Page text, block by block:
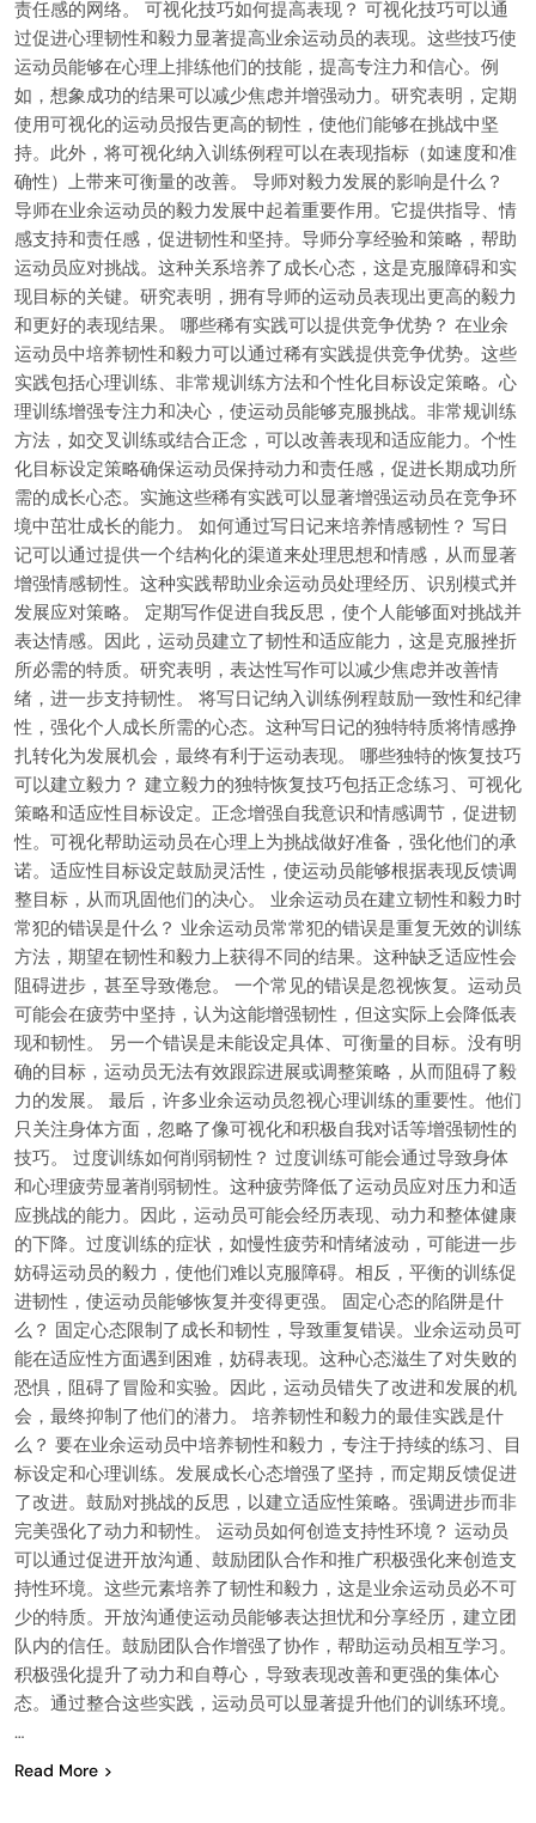
责任感的网络。 可视化技巧如何提高表现？ 可视化技巧可以通
过促进心理韧性和毅力显著提高业余运动员的表现。这些技巧使
运动员能够在心理上排练他们的技能，提高专注力和信心。例
如，想象成功的结果可以减少焦虑并增强动力。研究表明，定期
使用可视化的运动员报告更高的韧性，使他们能够在挑战中坚
持。此外，将可视化纳入训练例程可以在表现指标（如速度和准
确性）上带来可衡量的改善。 导师对毅力发展的影响是什么？
导师在业余运动员的毅力发展中起着重要作用。它提供指导、情
感支持和责任感，促进韧性和坚持。导师分享经验和策略，帮助
运动员应对挑战。这种关系培养了成长心态，这是克服障碍和实
现目标的关键。研究表明，拥有导师的运动员表现出更高的毅力
和更好的表现结果。 哪些稀有实践可以提供竞争优势？ 在业余
运动员中培养韧性和毅力可以通过稀有实践提供竞争优势。这些
实践包括心理训练、非常规训练方法和个性化目标设定策略。心
理训练增强专注力和决心，使运动员能够克服挑战。非常规训练
方法，如交叉训练或结合正念，可以改善表现和适应能力。个性
化目标设定策略确保运动员保持动力和责任感，促进长期成功所
需的成长心态。实施这些稀有实践可以显著增强运动员在竞争环
境中茁壮成长的能力。 如何通过写日记来培养情感韧性？ 写日
记可以通过提供一个结构化的渠道来处理思想和情感，从而显著
增强情感韧性。这种实践帮助业余运动员处理经历、识别模式并
发展应对策略。 定期写作促进自我反思，使个人能够面对挑战并
表达情感。因此，运动员建立了韧性和适应能力，这是克服挫折
所必需的特质。研究表明，表达性写作可以减少焦虑并改善情
绪，进一步支持韧性。 将写日记纳入训练例程鼓励一致性和纪律
性，强化个人成长所需的心态。这种写日记的独特特质将情感挣
扎转化为发展机会，最终有利于运动表现。 哪些独特的恢复技巧
可以建立毅力？ 建立毅力的独特恢复技巧包括正念练习、可视化
策略和适应性目标设定。正念增强自我意识和情感调节，促进韧
性。可视化帮助运动员在心理上为挑战做好准备，强化他们的承
诺。适应性目标设定鼓励灵活性，使运动员能够根据表现反馈调
整目标，从而巩固他们的决心。 业余运动员在建立韧性和毅力时
常犯的错误是什么？ 业余运动员常常犯的错误是重复无效的训练
方法，期望在韧性和毅力上获得不同的结果。这种缺乏适应性会
阻碍进步，甚至导致倦怠。 一个常见的错误是忽视恢复。运动员
可能会在疲劳中坚持，认为这能增强韧性，但这实际上会降低表
现和韧性。 另一个错误是未能设定具体、可衡量的目标。没有明
确的目标，运动员无法有效跟踪进展或调整策略，从而阻碍了毅
力的发展。 最后，许多业余运动员忽视心理训练的重要性。他们
只关注身体方面，忽略了像可视化和积极自我对话等增强韧性的
技巧。 过度训练如何削弱韧性？ 过度训练可能会通过导致身体
和心理疲劳显著削弱韧性。这种疲劳降低了运动员应对压力和适
应挑战的能力。因此，运动员可能会经历表现、动力和整体健康
的下降。过度训练的症状，如慢性疲劳和情绪波动，可能进一步
妨碍运动员的毅力，使他们难以克服障碍。相反，平衡的训练促
进韧性，使运动员能够恢复并变得更强。 固定心态的陷阱是什
么？ 固定心态限制了成长和韧性，导致重复错误。业余运动员可
能在适应性方面遇到困难，妨碍表现。这种心态滋生了对失败的
恐惧，阻碍了冒险和实验。因此，运动员错失了改进和发展的机
会，最终抑制了他们的潜力。 培养韧性和毅力的最佳实践是什
么？ 要在业余运动员中培养韧性和毅力，专注于持续的练习、目
标设定和心理训练。发展成长心态增强了坚持，而定期反馈促进
了改进。鼓励对挑战的反思，以建立适应性策略。强调进步而非
完美强化了动力和韧性。 运动员如何创造支持性环境？ 运动员
可以通过促进开放沟通、鼓励团队合作和推广积极强化来创造支
持性环境。这些元素培养了韧性和毅力，这是业余运动员必不可
少的特质。开放沟通使运动员能够表达担忧和分享经历，建立团
队内的信任。鼓励团队合作增强了协作，帮助运动员相互学习。
积极强化提升了动力和自尊心，导致表现改善和更强的集体心
态。通过整合这些实践，运动员可以显著提升他们的训练环境。
…
Read More